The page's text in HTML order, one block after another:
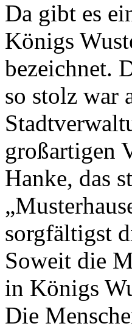
Da gibt es
Königs
bezeichnet.
so stolz war
großartigen
Hanke, das
sorgfältigst
Soweit die
in Königs
Die